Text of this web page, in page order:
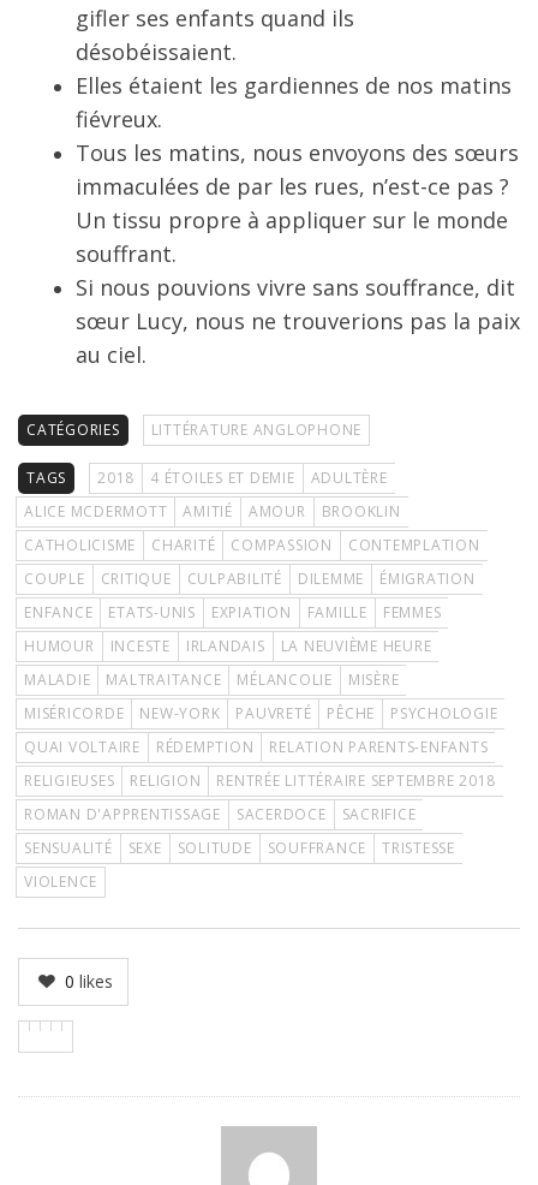
gifler ses enfants quand ils
désobéissaient.
Elles étaient les gardiennes de nos matins
fiévreux.
Tous les matins, nous envoyons des sœurs
immaculées de par les rues, n’est-ce pas ?
Un tissu propre à appliquer sur le monde
souffrant.
Si nous pouvions vivre sans souffrance, dit
sœur Lucy, nous ne trouverions pas la paix
au ciel.
CATÉGORIES LITTÉRATURE ANGLOPHONE
TAGS 2018 4 ÉTOILES ET DEMIE
ADULTÈRE
ALICE MCDERMOTT
AMITIÉ AMOUR
BROOKLIN
CATHOLICISME
CHARITÉ COMPASSION
CONTEMPLATION
COUPLE
CRITIQUE CULPABILITÉ DILEMME
ÉMIGRATION
ENFANCE
ETATS-UNIS EXPIATION FAMILLE
FEMMES
HUMOUR
INCESTE IRLANDAIS
LA NEUVIÈME HEURE
MALADIE
MALTRAITANCE MÉLANCOLIE
MISÈRE
MISÉRICORDE
NEW-YORK PAUVRETÉ PÊCHE
PSYCHOLOGIE
QUAI VOLTAIRE
RÉDEMPTION
RELATION PARENTS-ENFANTS
RELIGIEUSES
RELIGION
RENTRÉE LITTÉRAIRE SEPTEMBRE 2018
ROMAN D'APPRENTISSAGE
SACERDOCE
SACRIFICE
SENSUALITÉ
SEXE SOLITUDE SOUFFRANCE
TRISTESSE
VIOLENCE
0 likes